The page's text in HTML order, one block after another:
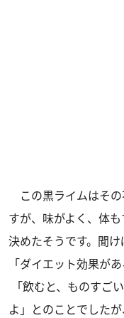
この黒ライムはそ
すが、味がよく、体
決めたそうです。聞
「ダイエット効果が
「飲むと、ものすご
よ」とのことでした